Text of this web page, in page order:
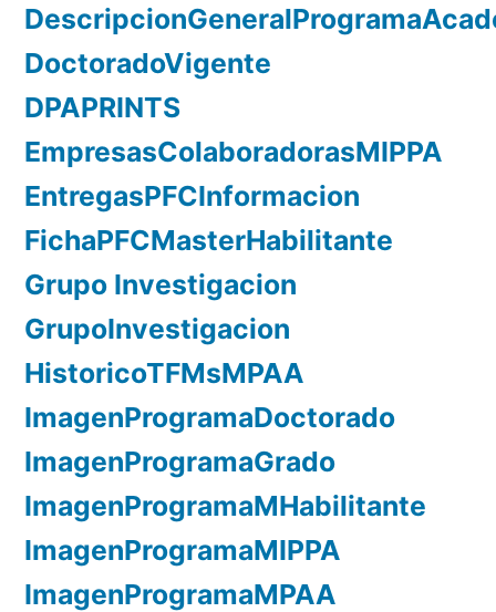
DoctoradoVigente
DPAPRINTS
EmpresasColaboradorasMIPPA
EntregasPFCInformacion
FichaPFCMasterHabilitante
Grupo Investigacion
GrupoInvestigacion
HistoricoTFMsMPAA
ImagenProgramaDoctorado
ImagenProgramaGrado
ImagenProgramaMHabilitante
ImagenProgramaMIPPA
ImagenProgramaMPAA